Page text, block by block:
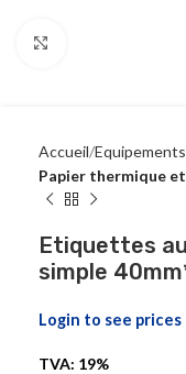
Accueil Equipements
Papier thermique
Etiquettes
simple
Login to see prices
TVA: 19%